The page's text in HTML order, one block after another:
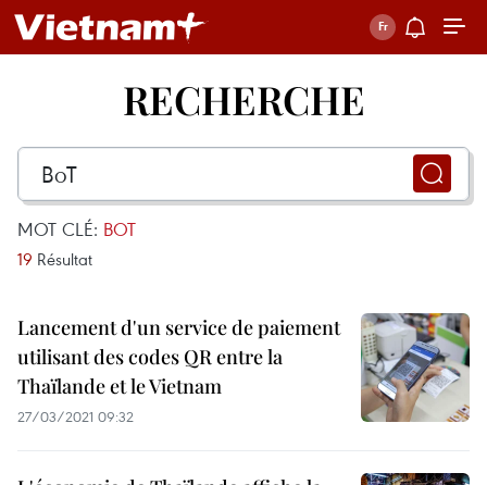
RECHERCHE
MOT CLÉ: BOT
19 Résultat
Lancement d'un service de paiement
utilisant des codes QR entre la
Thaïlande et le Vietnam
27/03/2021 09:32